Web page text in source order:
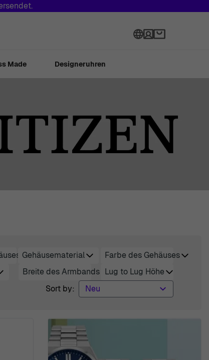
Sprache
Made Designeruhren
Gehäusematerial
filter
Farbe des Gehäuses
filter
Breite des Armbands
filter
Lug to Lug Höhe
filter
Sort by: